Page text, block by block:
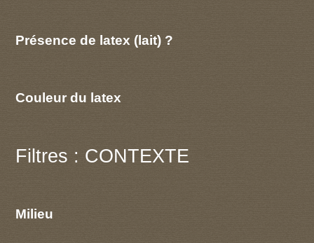
Présence de latex (lait) ?
Couleur du latex
Filtres : CONTEXTE
Milieu